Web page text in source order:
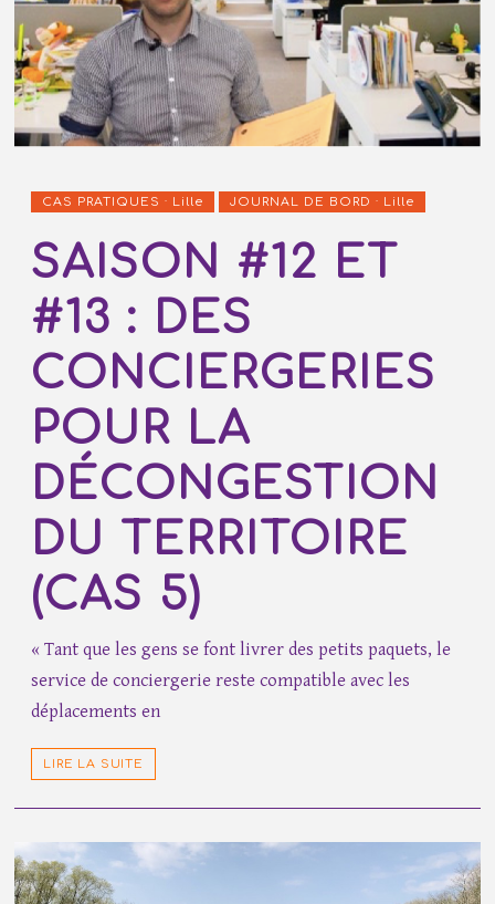
CAS PRATIQUES · Lille JOURNAL DE BORD · Lille
SAISON #12 ET
#13 : DES
CONCIERGERIES
POUR LA
DÉCONGESTION
DU TERRITOIRE
(CAS 5)
« Tant que les gens se font livrer des petits paquets, le
service de conciergerie reste compatible avec les
déplacements en
LIRE LA SUITE